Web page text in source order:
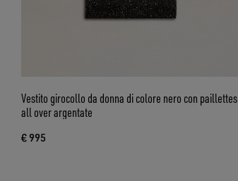
Vestito girocollo da donna di colore nero con paillettes
all over argentate
€ 995